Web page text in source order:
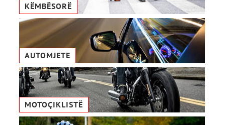
KËMBËSORË
AUTOMJETE
MOTOÇIKLISTË